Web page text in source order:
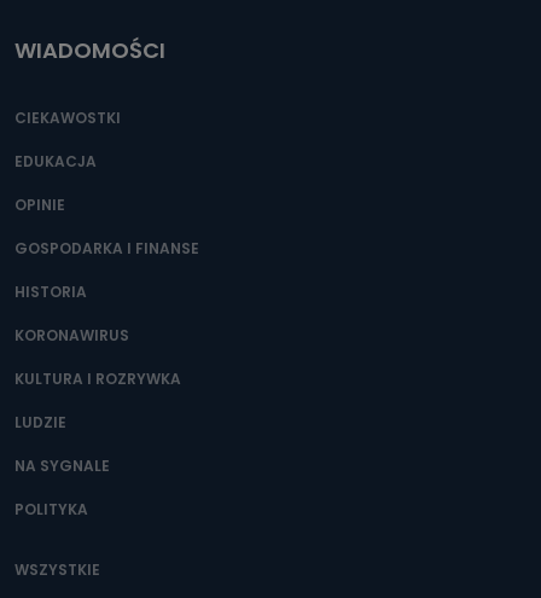
WIADOMOŚCI
CIEKAWOSTKI
EDUKACJA
OPINIE
GOSPODARKA I FINANSE
HISTORIA
KORONAWIRUS
KULTURA I ROZRYWKA
LUDZIE
NA SYGNALE
POLITYKA
WSZYSTKIE